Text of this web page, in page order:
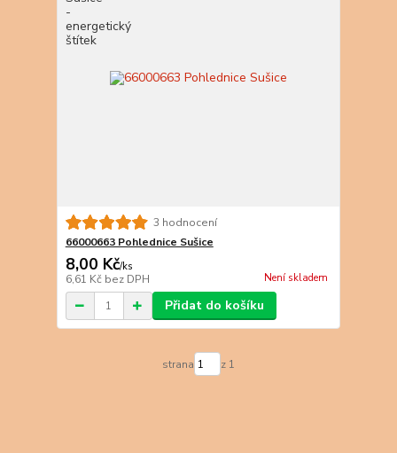
3 hodnocení
66000663 Pohlednice Sušice
8,00 Kč/ks
6,61 Kč bez DPH Není skladem
Přidat do košíku
strana z 1